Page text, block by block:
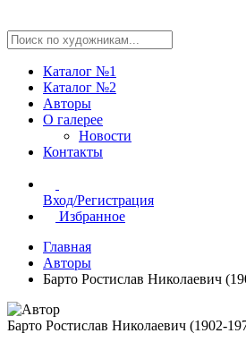
Каталог №1
Каталог №2
Авторы
О галерее
Новости
Контакты
Вход/Регистрация
Избранное
Главная
Авторы
Барто Ростислав Николаевич
Барто Ростислав Николаевич (1902-